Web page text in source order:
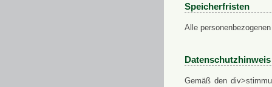
Speicherfristen
Alle
Datenschutzhinweis
Gemäß den